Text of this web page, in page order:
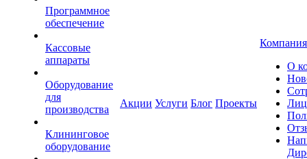
Программное
обеспечение
Кассовые
аппараты
Оборудование
для
производства
Клининговое
оборудование
Акции Услуги Блог Проекты
Компания
О